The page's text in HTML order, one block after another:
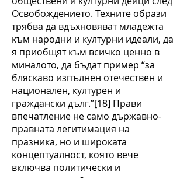
Освобождението. Техните образи
трябва да вдъхновяват младежта
към народни и културни идеали, да
я приобщят към всичко ценно в
миналото, да бъдат пример “за
бляскаво изпълнен отечествен и
национален, културен и
граждански дълг.”[18] Прави
впечатление не само държавно-
правната легитимация на
празника, но и широката
концептуалност, която вече
включва политически и